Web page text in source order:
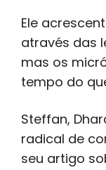
Ele
através das
mas os
tempo do
Steffan,
radical de
seu artigo